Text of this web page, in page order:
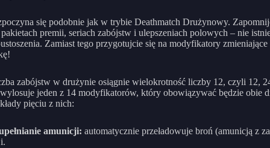
się podobnie jak w trybie Deathmatch Drużynowy.
premii, seriach zabójstw i ulepszeniach polowych – nie
Zamiast tego przygotujcie się na modyfikatory zmieniające
zabójstw w drużynie osiągnie wielokrotność liczby 12, czyli 12,
jeden z 14 modyfikatorów, który obowiązywać będzie obie
pięciu z nich:
amunicji: automatycznie przeładowuje broń (amunicją z